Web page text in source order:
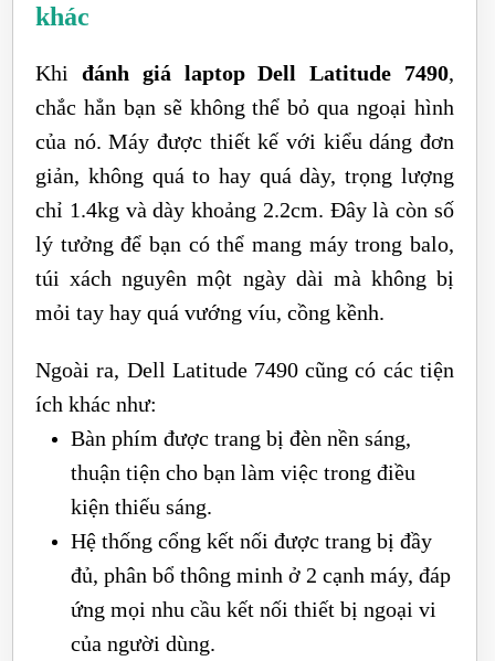
khác
Khi đánh giá laptop Dell Latitude 7490,
chắc hẳn bạn sẽ không thể bỏ qua ngoại hình
của nó. Máy được thiết kế với kiểu dáng đơn
giản, không quá to hay quá dày, trọng lượng
chỉ 1.4kg và dày khoảng 2.2cm. Đây là còn số
lý tưởng để bạn có thể mang máy trong balo,
túi xách nguyên một ngày dài mà không bị
mỏi tay hay quá vướng víu, cồng kềnh.
Ngoài ra, Dell Latitude 7490 cũng có các tiện
ích khác như:
Bàn phím được trang bị đèn nền sáng,
thuận tiện cho bạn làm việc trong điều
kiện thiếu sáng.
Hệ thống cổng kết nối được trang bị đầy
đủ, phân bổ thông minh ở 2 cạnh máy, đáp
ứng mọi nhu cầu kết nối thiết bị ngoại vi
của người dùng.